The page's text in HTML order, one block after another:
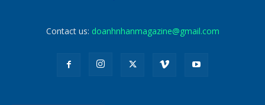
Contact us: doanhnhanmagazine@gmail.com